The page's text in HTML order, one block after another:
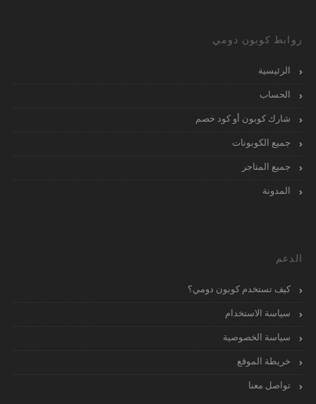
روابط كوبون دومي
الرئيسية
الحساب
شارك كوبون أو كود خصم
جميع الكوبونات
جميع المتاجر
المدونة
الدعم
كيف تستخدم كوبون دومي؟
سياسة الاستخدام
سياسة الخصوصية
خريطة الموقع
تواصل معنا